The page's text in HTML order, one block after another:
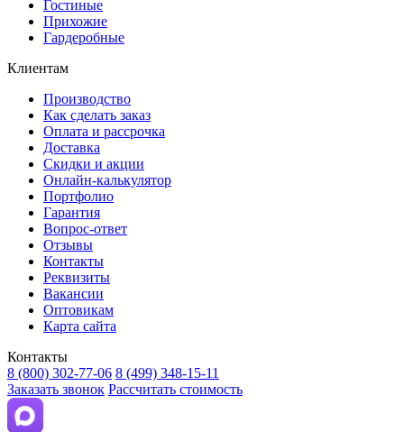
Гостиные
Прихожие
Гардеробные
Клиентам
Производство
Как сделать заказ
Оплата и рассрочка
Доставка
Скидки и акции
Онлайн-калькулятор
Портфолио
Гарантия
Вопрос-ответ
Отзывы
Контакты
Реквизиты
Вакансии
Оптовикам
Карта сайта
Контакты
8 (800) 302-77-06 8 (499) 348-15-11
Заказать звонок Рассчитать стоимость